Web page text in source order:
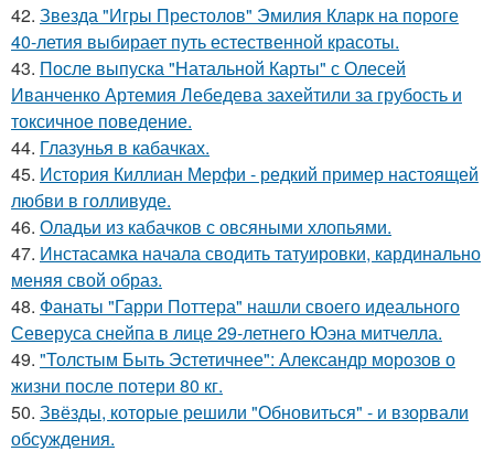
42. Звезда "Игры Престолов" Эмилия Кларк на пороге
40-летия выбирает путь естественной красоты.
43. После выпуска "Натальной Карты" с Олесей
Иванченко Артемия Лебедева захейтили за грубость и
токсичное поведение.
44. Глазунья в кабачках.
45. История Киллиан Мерфи - редкий пример настоящей
любви в голливуде.
46. Оладьи из кабачков с овсяными хлопьями.
47. Инстасамка начала сводить татуировки, кардинально
меняя свой образ.
48. Фанаты "Гарри Поттера" нашли своего идеального
Северуса снейпа в лице 29-летнего Юэна митчелла.
49. "Толстым Быть Эстетичнее": Александр морозов о
жизни после потери 80 кг.
50. Звёзды, которые решили "Обновиться" - и взорвали
обсуждения.